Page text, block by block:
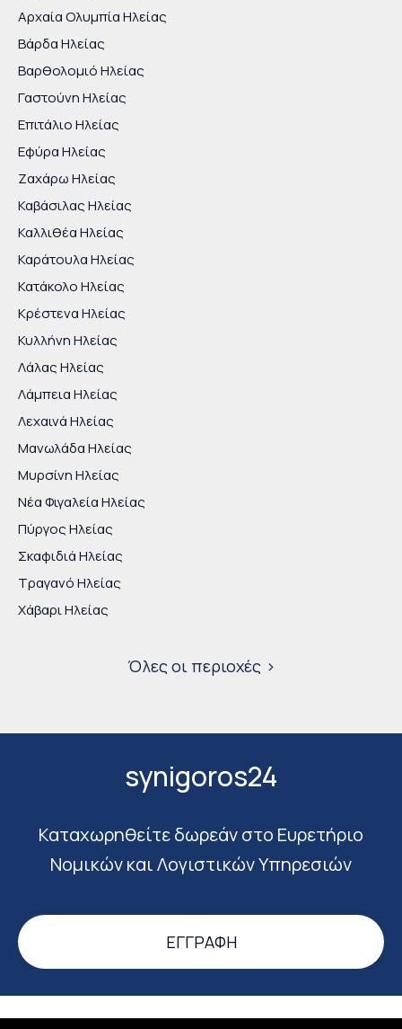
Αρχαία Ολυμπία Ηλείας
Βάρδα Ηλείας
Βαρθολομιό Ηλείας
Γαστούνη Ηλείας
Επιτάλιο Ηλείας
Εφύρα Ηλείας
Ζαχάρω Ηλείας
Καβάσιλας Ηλείας
Καλλιθέα Ηλείας
Καράτουλα Ηλείας
Κατάκολο Ηλείας
Κρέστενα Ηλείας
Κυλλήνη Ηλείας
Λάλας Ηλείας
Λάμπεια Ηλείας
Λεχαινά Ηλείας
Μανωλάδα Ηλείας
Μυρσίνη Ηλείας
Νέα Φιγαλεία Ηλείας
Πύργος Ηλείας
Σκαφιδιά Ηλείας
Τραγανό Ηλείας
Χάβαρι Ηλείας
Όλες οι περιοχές
synigoros24
Καταχωρηθείτε δωρεάν στο Ευρετήριο
Νομικών και Λογιστικών Υπηρεσιών
ΕΓΓΡΑΦΉ